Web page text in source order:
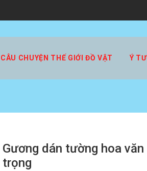
CÂU CHUYỆN THẾ GIỚI ĐỒ VẬT Ý
Gương dán tường hoa
trọng